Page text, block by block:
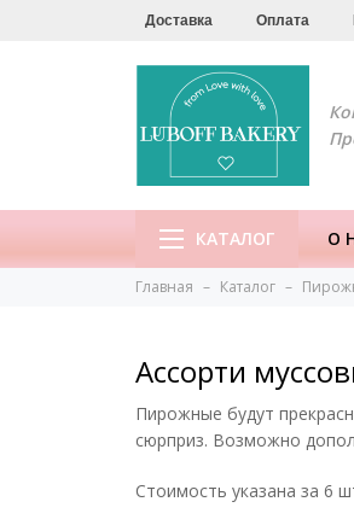
Доставка Оплата
КАТАЛОГ О
Главная Каталог
Ассорти
Пирожные будут
сюрприз. Возможно
Стоимость указана за 6